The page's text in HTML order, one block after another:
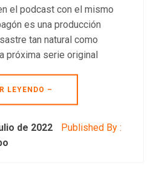
el podcast con el mismo
es una producción
tan natural como
próxima serie original
LEYENDO –
de 2022
Published By :